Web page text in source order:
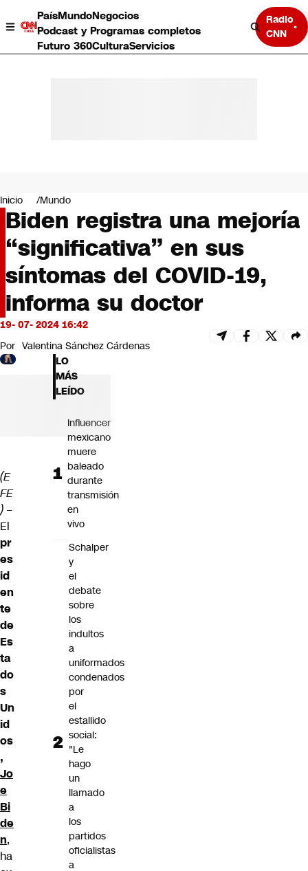
PaísMundoNegocios
Podcast y Programas completos
Futuro 360CulturaServicios
Radio
CNN
Negocios
Deportes
Programas completos
Cultura
Servicios
Bits
CNN tiempo
Futuro 360
Inicio Mundo
Biden registra una mejoría
“significativa” en sus
síntomas del COVID-19,
informa su doctor
19- 07- 2024 16:42
Por Valentina Sánchez Cárdenas
(E
FE
) –
El
pr
es
id
en
te
de
Es
ta
do
s
Un
id
os
,
Jo
e
Bi
de
n,
ha
LO
MÁS
LEÍDO
Influencer
mexicano
muere
baleado
durante
transmisión
en
vivo
Schalper
y
el
debate
sobre
los
indultos
a
uniformados
condenados
por
el
estallido
social:
"Le
hago
un
llamado
a
los
partidos
oficialistas
a